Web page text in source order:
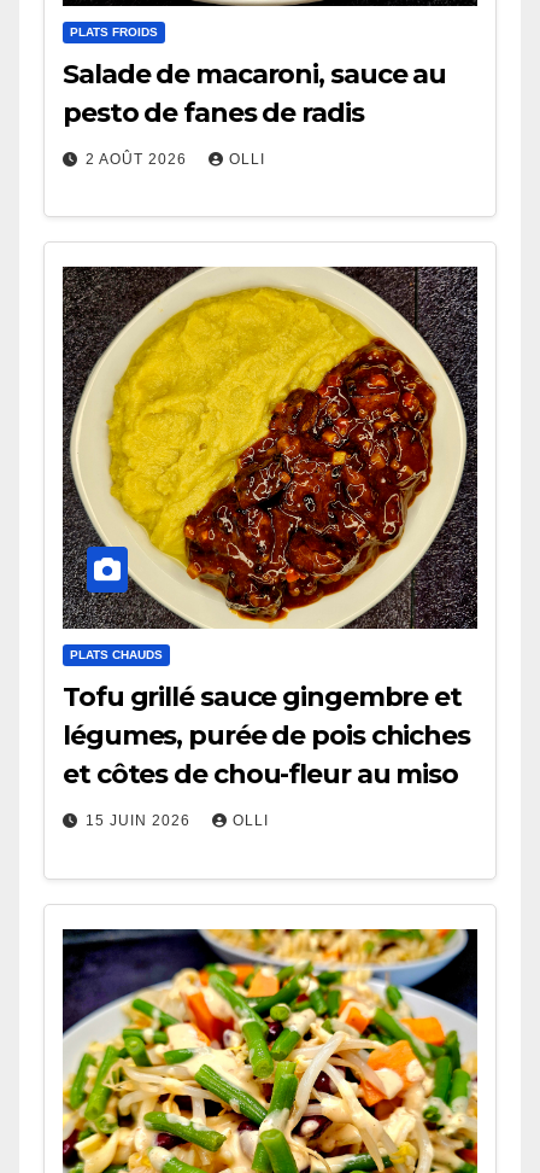
PLATS FROIDS
Salade de macaroni, sauce au
pesto de fanes de radis
2 AOÛT 2026 OLLI
PLATS CHAUDS
Tofu grillé sauce gingembre et
légumes, purée de pois chiches
et côtes de chou-fleur au miso
15 JUIN 2026 OLLI